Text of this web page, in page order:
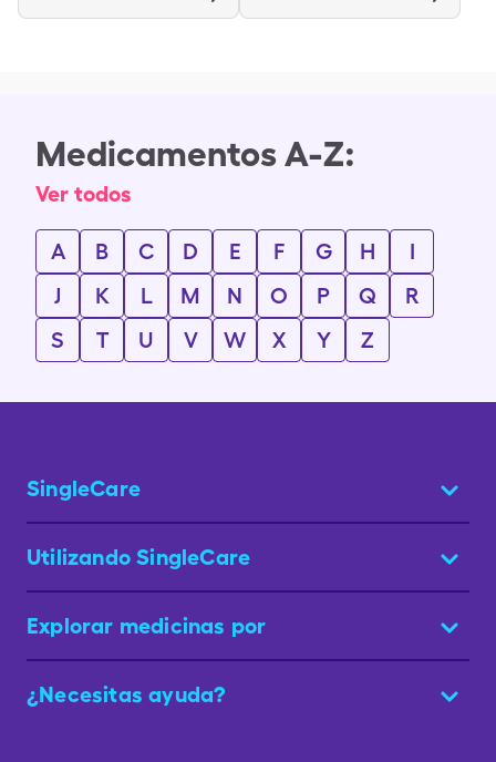
Medicamentos A-Z:
Ver todos
A B C D E F G H
I
J
K L M N O P Q
R
S
T U V W X Y Z
SingleCare
Utilizando SingleCare
Explorar medicinas por
¿Necesitas ayuda?